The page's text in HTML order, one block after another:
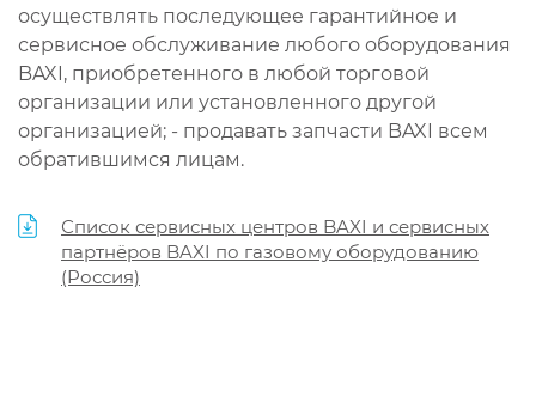
осуществлять последующее гарантийное и
сервисное обслуживание любого оборудования
BAXI, приобретенного в любой торговой
организации или установленного другой
организацией; - продавать запчасти BAXI всем
обратившимся лицам.
Список сервисных центров BAXI и сервисных
партнёров BAXI по газовому оборудованию
(Россия)